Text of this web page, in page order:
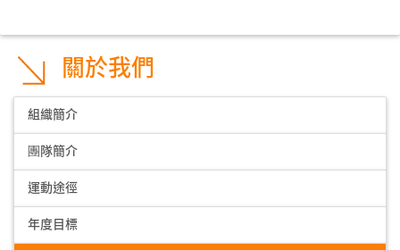
關於我們
組織簡介
團隊簡介
運動途徑
年度目標